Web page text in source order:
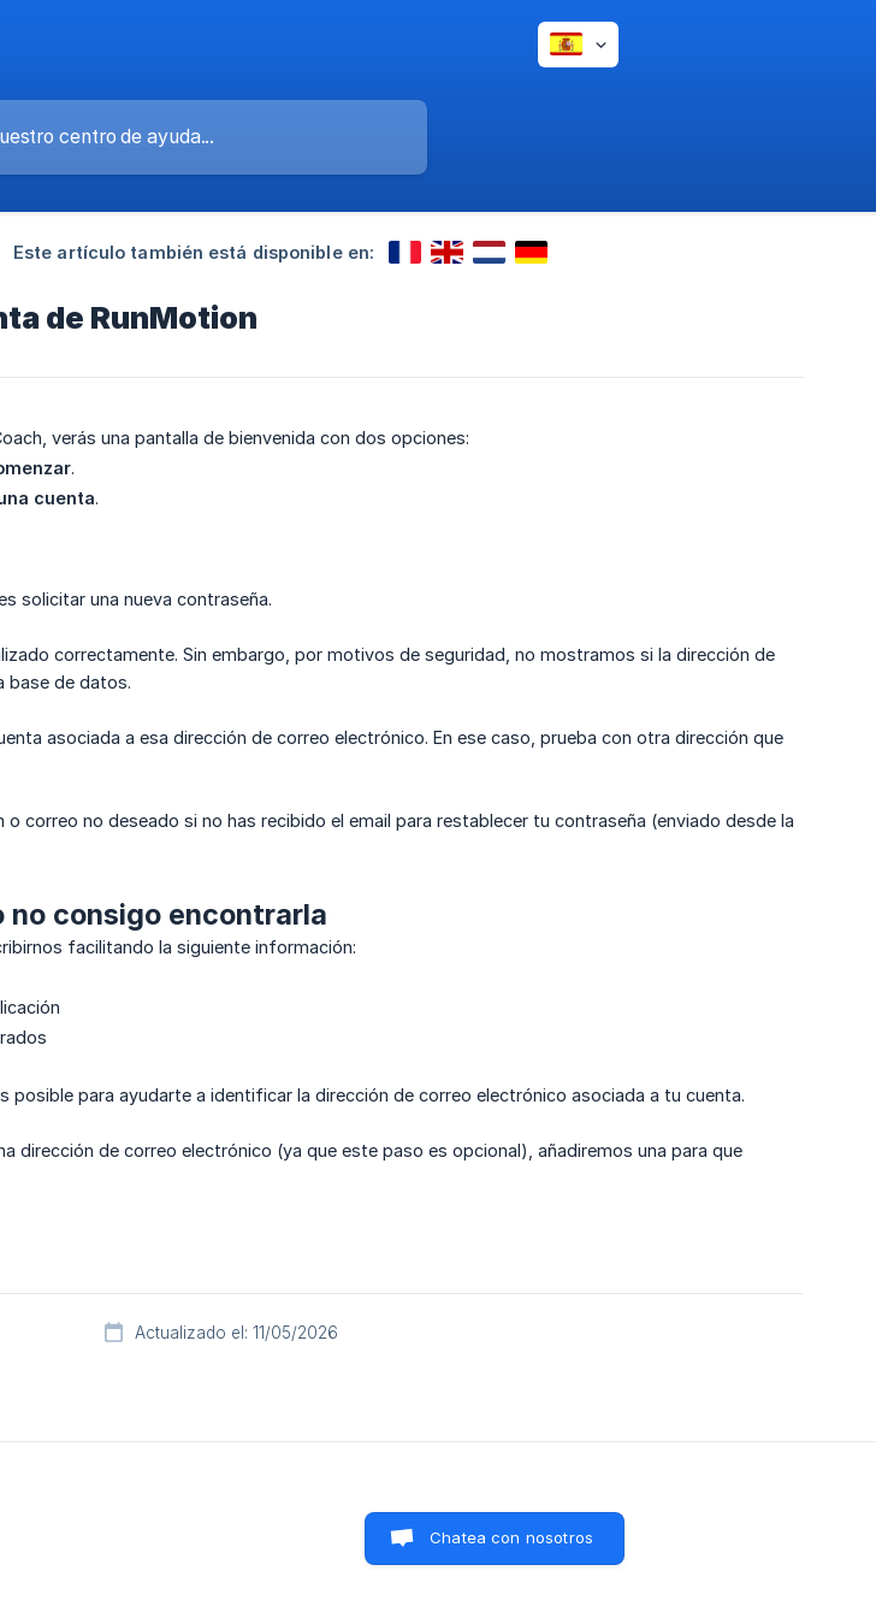
Este artículo también está disponible en:
de RunMotion
verás una pantalla de bienvenida con dos opciones:
.
cuenta.
solicitar una nueva contraseña.
correctamente. Sin embargo, por motivos de seguridad, no mostramos si la dirección de
base de datos.
asociada a esa dirección de correo electrónico. En ese caso, prueba con otra dirección que
correo no deseado si no has recibido el email para restablecer tu contraseña (enviado desde la
no consigo encontrarla
facilitando la siguiente información:
para ayudarte a identificar la dirección de correo electrónico asociada a tu cuenta.
dirección de correo electrónico (ya que este paso es opcional), añadiremos una para que
Actualizado el: 11/05/2026
Chatea con nosotros